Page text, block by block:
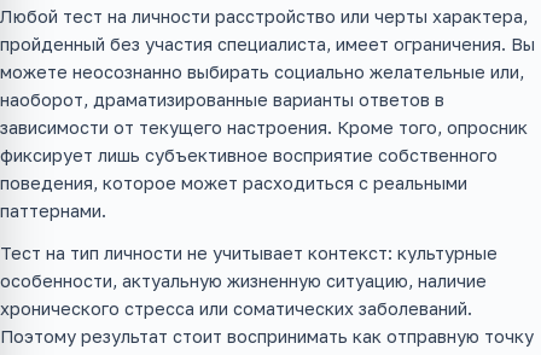
Любой тест на личности расстройство или черты характера,
пройденный без участия специалиста, имеет ограничения. Вы
можете неосознанно выбирать социально желательные или,
наоборот, драматизированные варианты ответов в
зависимости от текущего настроения. Кроме того, опросник
фиксирует лишь субъективное восприятие собственного
поведения, которое может расходиться с реальными
паттернами.
Тест на тип личности не учитывает контекст: культурные
особенности, актуальную жизненную ситуацию, наличие
хронического стресса или соматических заболеваний.
Поэтому результат стоит воспринимать как отправную точку